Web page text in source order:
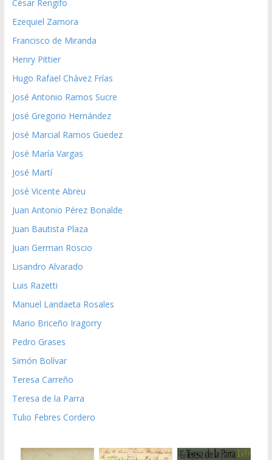
César Rengifo
Ezequiel Zamora
Francisco de Miranda
Henry Pittier
Hugo Rafael Chávez Frías
José Antonio Ramos Sucre
José Gregorio Hernández
José Marcial Ramos Guedez
José María Vargas
José Martí
José Vicente Abreu
Juan Antonio Pérez Bonalde
Juan Bautista Plaza
Juan German Roscio
Lisandro Alvarado
Luis Razetti
Manuel Landaeta Rosales
Mario Briceño Iragorry
Pedro Grases
Simón Bolívar
Teresa Carreño
Teresa de la Parra
Tulio Febres Cordero